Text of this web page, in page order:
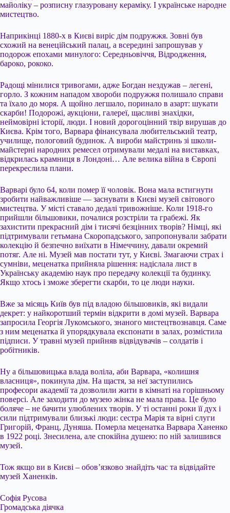
майоліку – розписну глазуровану кераміку. І українське народне
мистецтво.
Наприкінці 1880-х в Києві виріс дім подружжя. Зовні був
схожий на венеційський палац, а всередині запрошував у
подорож епохами минулого: Середньовіччя, Відродження,
бароко, рококо.
Радощі мінилися тривогами, адже Богдан нездужав – легені,
горло. З кожним нападом хвороби подружжя полишало справи
та їхало до моря. А щойно легшало, поринало в азарт: шукати
скарби! Подорожі, аукціони, галереї, щасливі знахідки,
неймовірні історії, люди. І новий дорогоцінний твір вирушав до
Києва. Крім того, Варвара фінансувала любительський театр,
училище, пологовий будинок. А вироби майстринь зі школи-
майстерні народних ремесел отримували медалі на виставках,
відкрилась крамниця в Лондоні… Але велика війна в Європі
перекреслила плани.
Варварі було 64, коли помер її чоловік. Вона мала встигнути
зробити найважливіше — заснувати в Києві музей світового
мистецтва. У місті ставало дедалі тривожніше. Коли 1918-го
прийшли більшовики, почалися розстріли та грабежі. Як
захистити прекрасний дім і тисячі безцінних творів? Німці, які
підтримували гетьмана Скоропадського, запропонували забрати
колекцію й безпечно виїхати в Німеччину, давали окремий
потяг. Але ні. Музей мав постати тут, у Києві. Змагаючи страх і
сумніви, меценатка прийняла рішення: надіслала лист в
Українську академію наук про передачу колекції та будинку.
Якщо хтось і зможе зберегти скарби, то це люди науки.
Вже за місяць Київ був під владою більшовиків, які видали
декрет: у найкоротший термін відкрити в домі музей. Варвара
запросила Георгія Лукомського, знаного мистецтвознавця. Саме
з ним меценатка й упорядкувала експонати в залах, розмістила
підписи. У травні музей прийняв відвідувачів – солдатів і
робітників.
Ну а більшовицька влада воліла, аби Варвара, «колишня
власниця», покинула дім. На щастя, за неї заступились
професори академії та дозволили жити в кімнаті на горішньому
поверсі. Але заходити до музею жінка не мала права. Це було
боляче – не бачити улюблених творів. У ті останні роки її дух і
сили підтримували близькі люди: сестра Марія та вірні слуги
Григорій, Франц, Дуняша. Померла меценатка Варвара Ханенко
в 1922 році. Знесилена, але спокійна душею: по ній залишився
музей.
Тож якщо ви в Києві – обов’язково знайдіть час та відвідайте
музей Ханенків.
Софія Русова
Громадська діячка